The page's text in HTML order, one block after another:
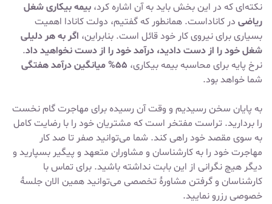
نکته‌ای که در این بخش باید به آن اشاره کرد، بیمه بیکاری شغل
ریاضی در کاناداست. همانطور که گفتیم، دولت کانادا اهمیت
بسیاری برای نیروی کار خود قائل است. بنابراین، اگر به هر دلیلی
شغل خود را از دست دادید، درآمد خود را از دست نخواهید داد.
نرخ پایه برای محاسبه بیمه بیکاری، ۵۵% میانگین درآمد هفتگی
شما خواهد بود.
به پایان سخن رسیدیم و وقت آن رسیده برای مهاجرت گام نخست
را بردارید. تراست مفتخر است که مشتریان خود را با رضایت کامل
به سوی مقصد خود راهی کند. شما می‌توانید صفر تا صد کار
مهاجرت خود را به کارشناسان و مشاوران متعهد و پیگیر بسپارید و
دیگر هیچ نگرانی از این بابت نداشته باشید. برای تماس با
کارشناسان و گرفتن مشاورۀ تخصصی می‌توانید همین الان جلسۀ
خصوصی رزرو نمایید.